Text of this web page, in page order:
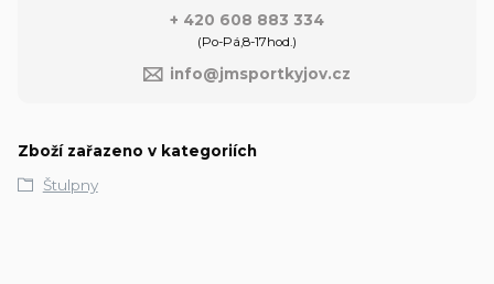
+ 420 608 883 334
(Po-Pá,8-17hod.)
info@jmsportkyjov.cz
Zboží zařazeno v kategoriích
Štulpny